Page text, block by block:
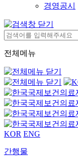
경영공시
전체메뉴
KOR ENG
간행물